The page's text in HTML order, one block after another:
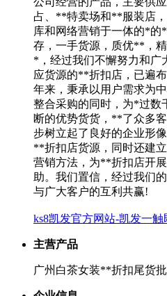
占、**特卖场和**服装店
库和网络营销于一体的*的
存，一手货源，质优**，
*，经过我们不懈努力和广
应货源的**折扣店，已遍
年来，秉承以用户需求为
整合采购的同时，为*过数
断的优势货货，**了众多
步树立起了良好的企业形
**折扣店货源，同时还建
营销方法，为**折扣店开
助。我们置信，经过我们
与广大客户的互利共赢!
ks8凯发官方网站-凯发一触
主营产品
广州白茶女装**折扣尾货